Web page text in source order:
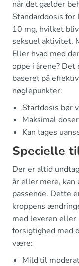
når det gælder
Standarddosis for
10 mg, hvilket
seksuel aktivitet.
Eller hvad med
oppe i årene?
baseret på
nøglepunkter:
Startdosis bør
Maksimal
Kan tages
Specielle
Der er altid
år eller mere,
passende. Dette
kroppens
med leveren eller
forsigtighed med
være:
Mild til